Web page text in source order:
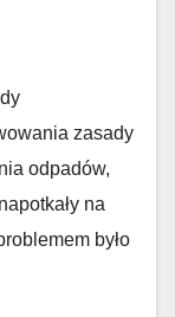
zasady
odpadów,
na
było